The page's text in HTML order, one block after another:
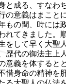
と成る、すなわ
意義はまこと
もの間、時には
れてきました。
をして早く大聖
歴代の御法主上
義を体すると
惜身命の精神を